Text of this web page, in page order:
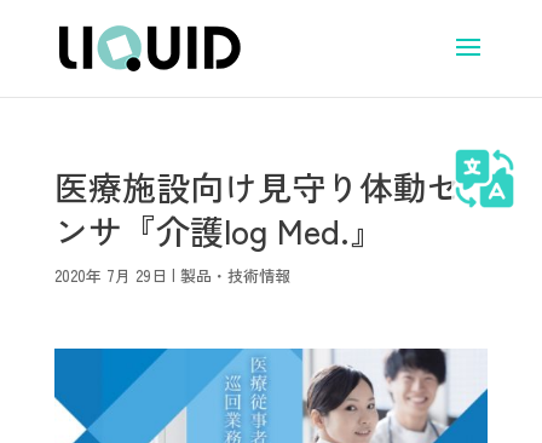
医療施設向け見守り体動セ
ンサ『介護log Med.』
2020年 7月 29日 | 製品・技術情報